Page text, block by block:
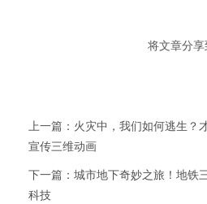
将文章分享
上一篇：火灾中，我们如何逃生？
宣传三维动画
下一篇：城市地下奇妙之旅！地铁
科技